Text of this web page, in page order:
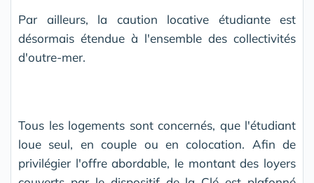
Par ailleurs, la caution locative étudiante est
désormais étendue à l'ensemble des collectivités
d'outre-mer.
Tous les logements sont concernés, que l'étudiant
loue seul, en couple ou en colocation. Afin de
privilégier l'offre abordable, le montant des loyers